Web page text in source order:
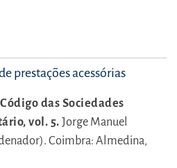
prestações acessórias
Código das Sociedades
vol. 5. Jorge Manuel
Coimbra: Almedina,